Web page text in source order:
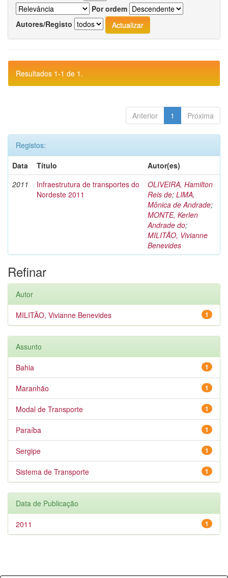
Por ordem
Autores/Registo
Resultados 1-1 de 1.
Anterior 1 Próxima
Registos:
Data
Título
Autor(es)
2011
Infraestrutura de transportes do
Nordeste 2011
OLIVEIRA, Hamilton
Reis de; LIMA,
Mônica de Andrade;
MONTE, Kerlen
Andrade do;
MILITÃO, Vivianne
Benevides
Refinar
Autor
1
MILITÃO, Vivianne Benevides
Assunto
1
Bahia
1
Maranhão
1
Modal de Transporte
1
Paraíba
1
Sergipe
1
Sistema de Transporte
Data de Publicação
1
2011